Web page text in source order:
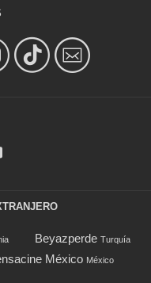
Beyazperde Turquía
México México